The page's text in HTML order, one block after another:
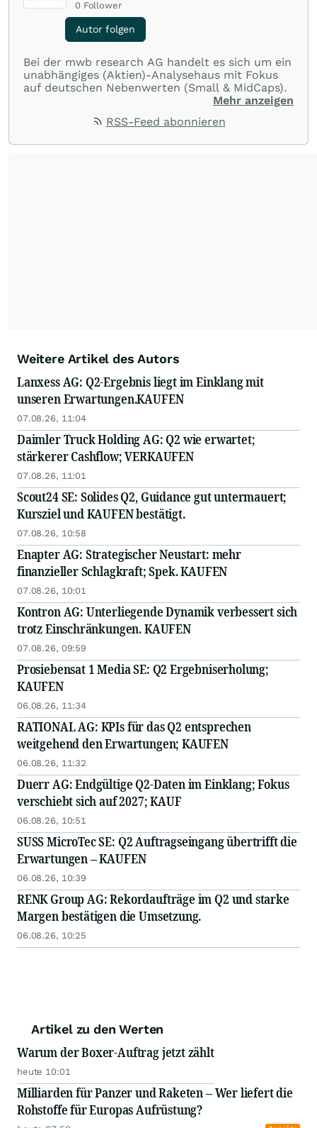
0 Follower
Autor folgen
Bei der mwb research AG handelt es sich um ein
unabhängiges (Aktien)-Analysehaus mit Fokus
auf deutschen Nebenwerten (Small & MidCaps).
Mehr anzeigen
RSS-Feed abonnieren
Weitere Artikel des Autors
Lanxess AG: Q2-Ergebnis liegt im Einklang mit
unseren Erwartungen.KAUFEN
07.08.26, 11:04
Daimler Truck Holding AG: Q2 wie erwartet;
stärkerer Cashflow; VERKAUFEN
07.08.26, 11:01
Scout24 SE: Solides Q2, Guidance gut untermauert;
Kursziel und KAUFEN bestätigt.
07.08.26, 10:58
Enapter AG: Strategischer Neustart: mehr
finanzieller Schlagkraft; Spek. KAUFEN
07.08.26, 10:01
Kontron AG: Unterliegende Dynamik verbessert sich
trotz Einschränkungen. KAUFEN
07.08.26, 09:59
Prosiebensat 1 Media SE: Q2 Ergebniserholung;
KAUFEN
06.08.26, 11:34
RATIONAL AG: KPIs für das Q2 entsprechen
weitgehend den Erwartungen; KAUFEN
06.08.26, 11:32
Duerr AG: Endgültige Q2-Daten im Einklang; Fokus
verschiebt sich auf 2027; KAUF
06.08.26, 10:51
SUSS MicroTec SE: Q2 Auftragseingang übertrifft die
Erwartungen – KAUFEN
06.08.26, 10:39
RENK Group AG: Rekordaufträge im Q2 und starke
Margen bestätigen die Umsetzung.
06.08.26, 10:25
Artikel zu den Werten
Warum der Boxer-Auftrag jetzt zählt
heute 10:01
Milliarden für Panzer und Raketen – Wer liefert die
Rohstoffe für Europas Aufrüstung?